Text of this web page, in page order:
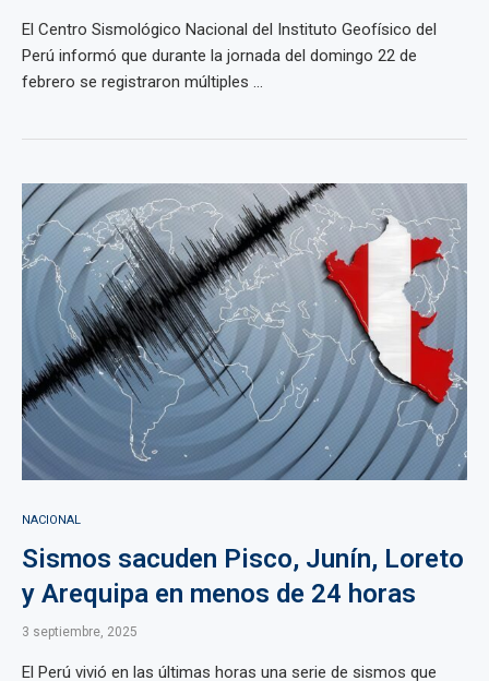
El Centro Sismológico Nacional del Instituto Geofísico del
Perú informó que durante la jornada del domingo 22 de
febrero se registraron múltiples ...
NACIONAL
Sismos sacuden Pisco, Junín, Loreto
y Arequipa en menos de 24 horas
3 septiembre, 2025
El Perú vivió en las últimas horas una serie de sismos que